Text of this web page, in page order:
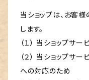
当ショップは、お客
します。
（１） 当ショップサ
（２） 当ショップサ
への対応のため